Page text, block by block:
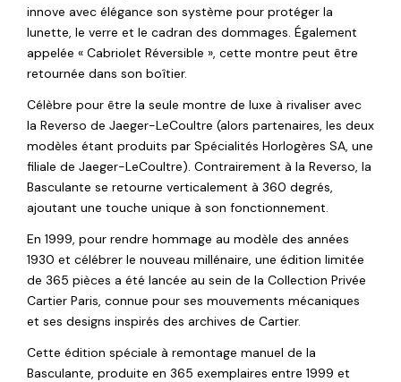
innove avec élégance son système pour protéger la
lunette, le verre et le cadran des dommages. Également
appelée « Cabriolet Réversible », cette montre peut être
retournée dans son boîtier.
Célèbre pour être la seule montre de luxe à rivaliser avec
la Reverso de Jaeger-LeCoultre (alors partenaires, les deux
modèles étant produits par Spécialités Horlogères SA, une
filiale de Jaeger-LeCoultre). Contrairement à la Reverso, la
Basculante se retourne verticalement à 360 degrés,
ajoutant une touche unique à son fonctionnement.
En 1999, pour rendre hommage au modèle des années
1930 et célébrer le nouveau millénaire, une édition limitée
de 365 pièces a été lancée au sein de la Collection Privée
Cartier Paris, connue pour ses mouvements mécaniques
et ses designs inspirés des archives de Cartier.
Cette édition spéciale à remontage manuel de la
Basculante, produite en 365 exemplaires entre 1999 et